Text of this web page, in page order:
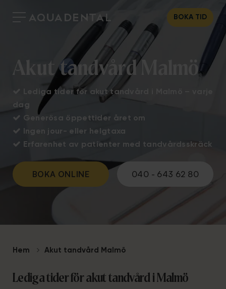
BOKA TID
Akut tandvård Malmö

Lediga tider för akut tandvård i Malmö – varje
dag
 Generösa öppettider året om

Ingen jour- eller helgtaxa
 Erfarenhet av patienter med tandvårdsskräck
BOKA ONLINE 040 - 643 62 80
Hem Akut tandvård Malmö
Lediga tider för akut tandvård i Malmö